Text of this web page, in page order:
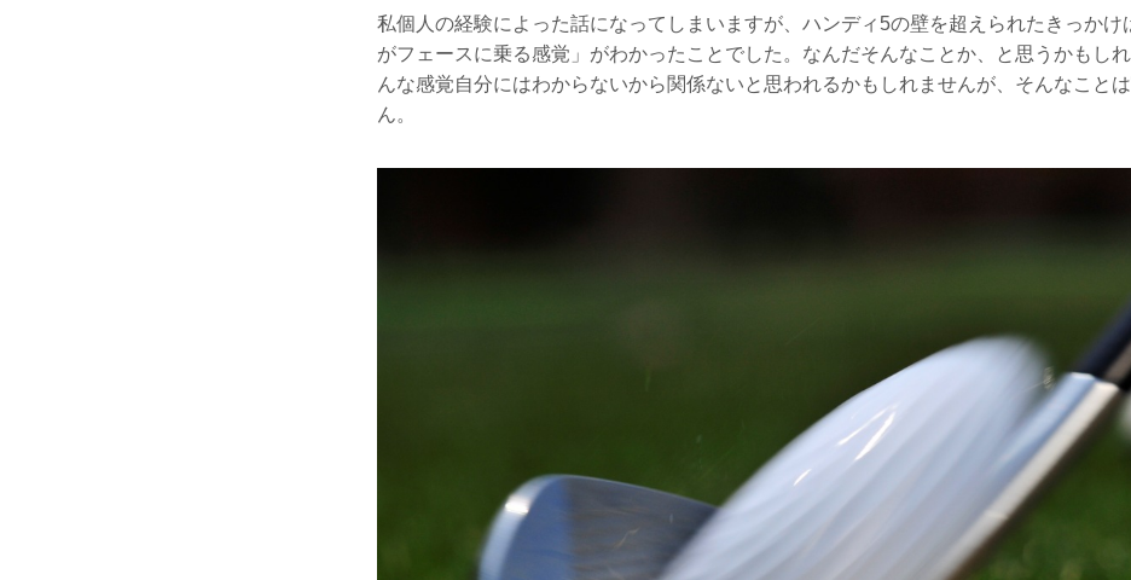
私個人の経験によった話になってしまいますが、ハンディ5の壁を超えられたきっかけ
がフェースに乗る感覚」がわかったことでした。なんだそんなことか、と思うかもし
んな感覚自分にはわからないから関係ないと思われるかもしれませんが、そんなこと
ん。